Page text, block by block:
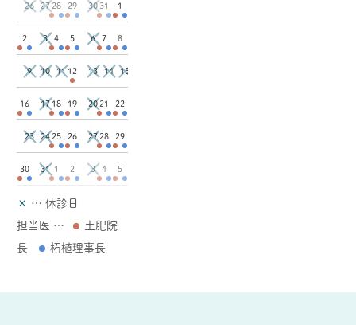
26 27 28 29 30 31 1
2 3 4 5 6 7 8
9 10 11 12 13 14 15
16 17 18 19 20 21 22
23 24 25 26 27 28 29
30 31 1 2 3 4 5
× … 休診日
担当医 …
土肥院
長
柘植理事長